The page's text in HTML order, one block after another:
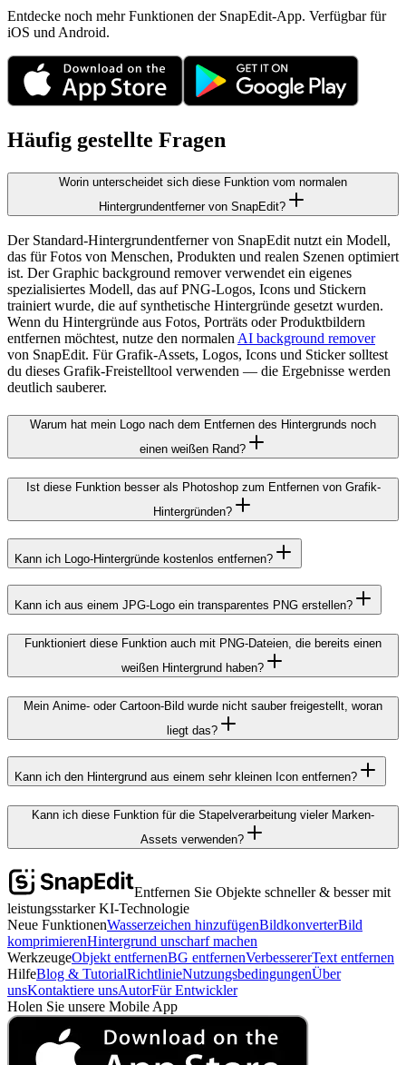
Entdecke noch mehr Funktionen der SnapEdit-App. Verfügbar für
iOS und Android.
Häufig gestellte Fragen
Worin unterscheidet sich diese Funktion vom normalen
Hintergrundentferner von SnapEdit?
Der Standard-Hintergrundentferner von SnapEdit nutzt ein Modell,
das für Fotos von Menschen, Produkten und realen Szenen optimiert
ist. Der Graphic background remover verwendet ein eigenes
spezialisiertes Modell, das auf PNG-Logos, Icons und Stickern
trainiert wurde, die auf synthetische Hintergründe gesetzt wurden.
Wenn du Hintergründe aus Fotos, Porträts oder Produktbildern
entfernen möchtest, nutze den normalenAI background remover
von SnapEdit. Für Grafik-Assets, Logos, Icons und Sticker solltest
du dieses Grafik-Freistelltool verwenden — die Ergebnisse werden
deutlich sauberer.
Warum hat mein Logo nach dem Entfernen des Hintergrunds noch
einen weißen Rand?
Ist diese Funktion besser als Photoshop zum Entfernen von Grafik-
Hintergründen?
Kann ich Logo-Hintergründe kostenlos entfernen?
Kann ich aus einem JPG-Logo ein transparentes PNG erstellen?
Funktioniert diese Funktion auch mit PNG-Dateien, die bereits einen
weißen Hintergrund haben?
Mein Anime- oder Cartoon-Bild wurde nicht sauber freigestellt, woran
liegt das?
Kann ich den Hintergrund aus einem sehr kleinen Icon entfernen?
Kann ich diese Funktion für die Stapelverarbeitung vieler Marken-
Assets verwenden?
Entfernen Sie Objekte schneller & besser mit
leistungsstarker KI-Technologie
Neue FunktionenWasserzeichen hinzufügenBildkonverterBild
komprimierenHintergrund unscharf machen
WerkzeugeObjekt entfernenBG entfernenVerbessererText entfernen
HilfeBlog & TutorialRichtlinieNutzungsbedingungenÜber
unsKontaktiere unsAutorFür Entwickler
Holen Sie unsere Mobile App